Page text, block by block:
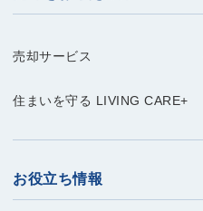
売却サービス
住まいを守る LIVING CARE+
お役立ち情報